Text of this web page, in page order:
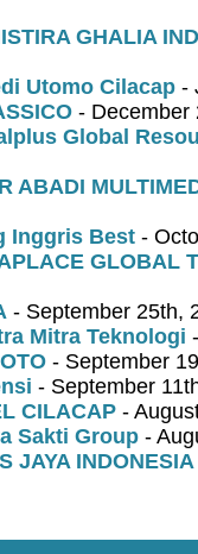
GHALIA
Utomo Cilacap -
- December
Global
ABADI
Inggris Best -
GLOBAL
- September 25th,
Mitra Teknologi
- September
- September
CILACAP -
Sakti Group -
JAYA INDONESIA